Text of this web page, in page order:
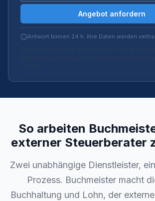
Angebot anfordern
Antwort binnen 24 h. Ihre Daten werden
So arbeiten
externer Steuerberater
Zwei unabhängige Dienstleister,
Prozess. Buchmeister macht
Buchhaltung und Lohn, der